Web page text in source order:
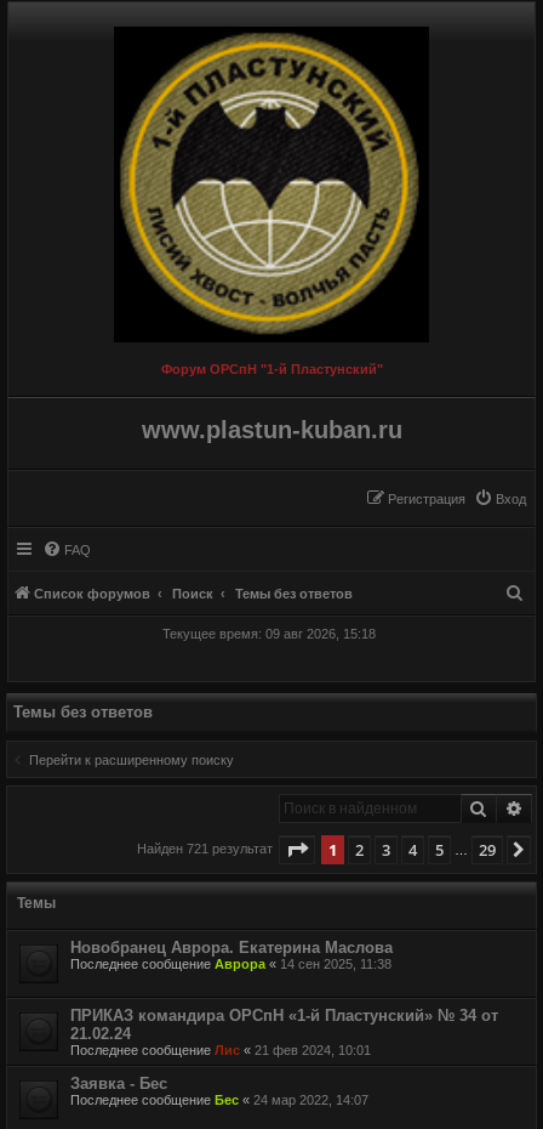
Форум ОРСпН "1-й Пластунский"
www.plastun-kuban.ru
Вход
Регистрация
FAQ
Список форумов Поиск Темы без ответов
Текущее время: 09 авг 2026, 15:18
Темы без ответов
Перейти к расширенному поиску
Поиск
Найден 721 результат Страница из 29
1 2 3 4 5 29
Темы
Новобранец Аврора. Екатерина Маслова
Последнее сообщение Аврора « 14 сен 2025, 11:38
ПРИКАЗ командира ОРСпН «1-й Пластунский» № 34 от
21.02.24
Последнее сообщение Лис « 21 фев 2024, 10:01
Заявка - Бес
Последнее сообщение Бес « 24 мар 2022, 14:07